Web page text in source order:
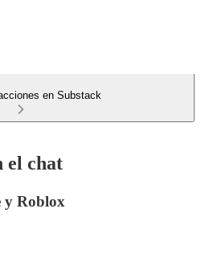
en Substack
el chat
y Roblox